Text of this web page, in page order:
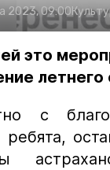
2023, 09:00
это
летнего
с
ребята,